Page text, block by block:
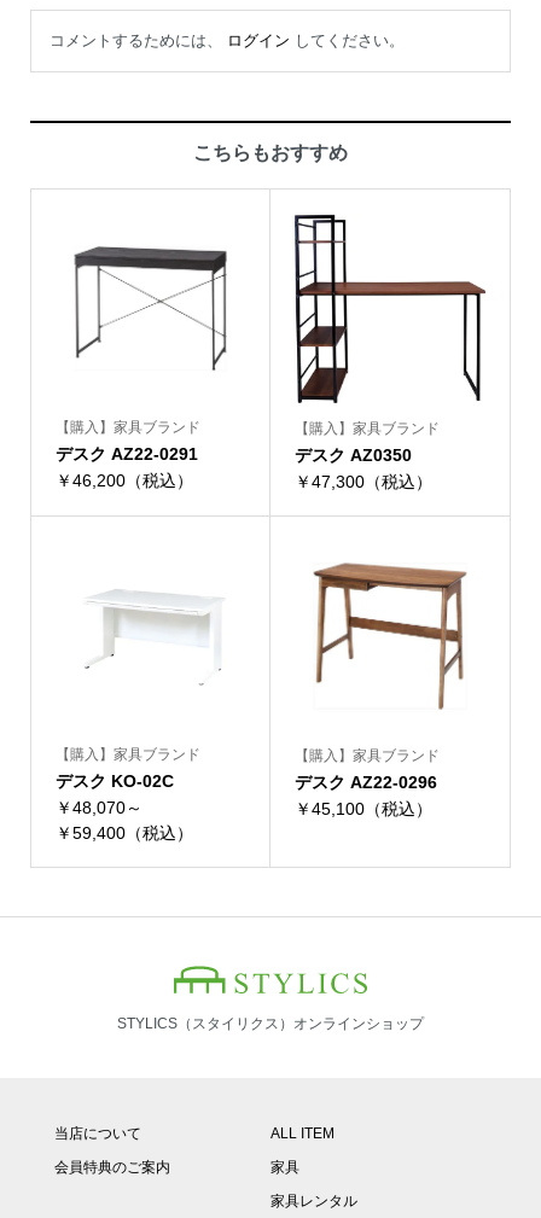
コメントするためには、 ログイン してください。
こちらもおすすめ
【購入】家具ブランド
デスク AZ22-0291
￥46,200（税込）
【購入】家具ブランド
デスク AZ0350
￥47,300（税込）
【購入】家具ブランド
デスク KO-02C
￥48,070～
￥59,400（税込）
【購入】家具ブランド
デスク AZ22-0296
￥45,100（税込）
STYLICS（スタイリクス）オンラインショップ
当店について
会員特典のご案内
ALL ITEM
家具
家具レンタル